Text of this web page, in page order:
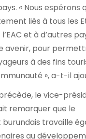
« Nous espérons
liés à tous les
et à d’autres
avenir, pour
à des fins
», a-t-il
le vice-
remarquer que le
travaille
au